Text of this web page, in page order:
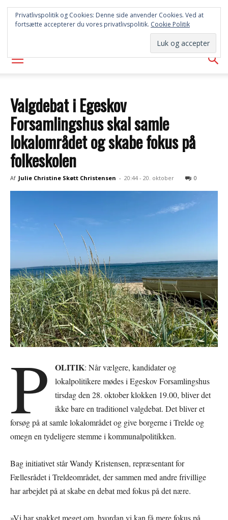
SYD
AVISEN
Valgdebat i Egeskov
Forsamlingshus skal samle
lokalområdet og skabe fokus på
folkeskolen
Af Julie Christine Skøtt Christensen - 20:44 - 20. oktober 0
P OLITIK: Når vælgere, kandidater og
lokalpolitikere mødes i Egeskov Forsamlingshus
tirsdag den 28. oktober klokken 19.00, bliver det
ikke bare en traditionel valgdebat. Det bliver et
forsøg på at samle lokalområdet og give borgerne i Trelde og
omegn en tydeligere stemme i kommunalpolitikken.
Bag initiativet står Wandy Kristensen, repræsentant for
Fællesrådet i Treldeområdet, der sammen med andre frivillige
har arbejdet på at skabe en debat med fokus på det nære.
»Vi har snakket meget om, hvordan vi kan få mere fokus på
Privatlivspolitik og Cookies: Denne side anvender Cookies. Ved at
fortsætte accepterer du vores privatlivspolitik. Cookie Politik